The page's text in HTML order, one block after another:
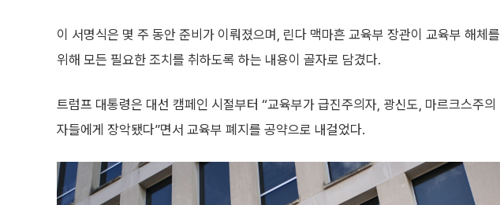
이 서명식은 몇 주 동안 준비가 이뤄졌으며, 린다 맥마흔 교육부 장관이 교육부 해체를
위해 모든 필요한 조치를 취하도록 하는 내용이 골자로 담겼다.
트럼프 대통령은 대선 캠페인 시절부터 “교육부가 급진주의자, 광신도, 마르크스주의
자들에게 장악됐다”면서 교육부 폐지를 공약으로 내걸었다.